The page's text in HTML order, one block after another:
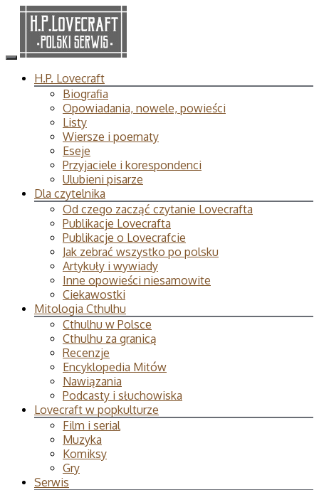
H.P. Lovecraft
Biografia
Opowiadania, nowele, powieści
Listy
Wiersze i poematy
Eseje
Przyjaciele i korespondenci
Ulubieni pisarze
Dla czytelnika
Od czego zacząć czytanie Lovecrafta
Publikacje Lovecrafta
Publikacje o Lovecrafcie
Jak zebrać wszystko po polsku
Artykuły i wywiady
Inne opowieści niesamowite
Ciekawostki
Mitologia Cthulhu
Cthulhu w Polsce
Cthulhu za granicą
Recenzje
Encyklopedia Mitów
Nawiązania
Podcasty i słuchowiska
Lovecraft w popkulturze
Film i serial
Muzyka
Komiksy
Gry
Serwis